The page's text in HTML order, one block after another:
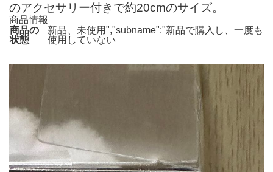
のアクセサリー付きで約20cmのサイズ。
商品情報
商品の
状態
新品、未使用","subname":"新品で購入し、一度も
使用していない